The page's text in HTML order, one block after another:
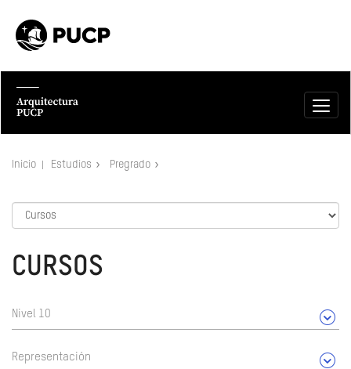
Inicio Estudios Pregrado
CURSOS
Nivel 10
Representación